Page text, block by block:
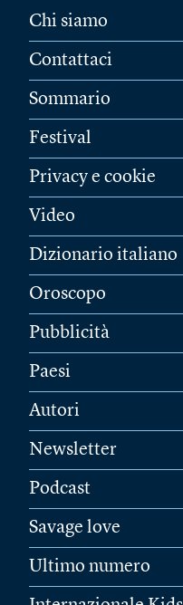
Chi siamo
Contattaci
Sommario
Festival
Privacy e cookie
Video
Dizionario italiano
Oroscopo
Pubblicità
Paesi
Autori
Newsletter
Podcast
Savage love
Ultimo numero